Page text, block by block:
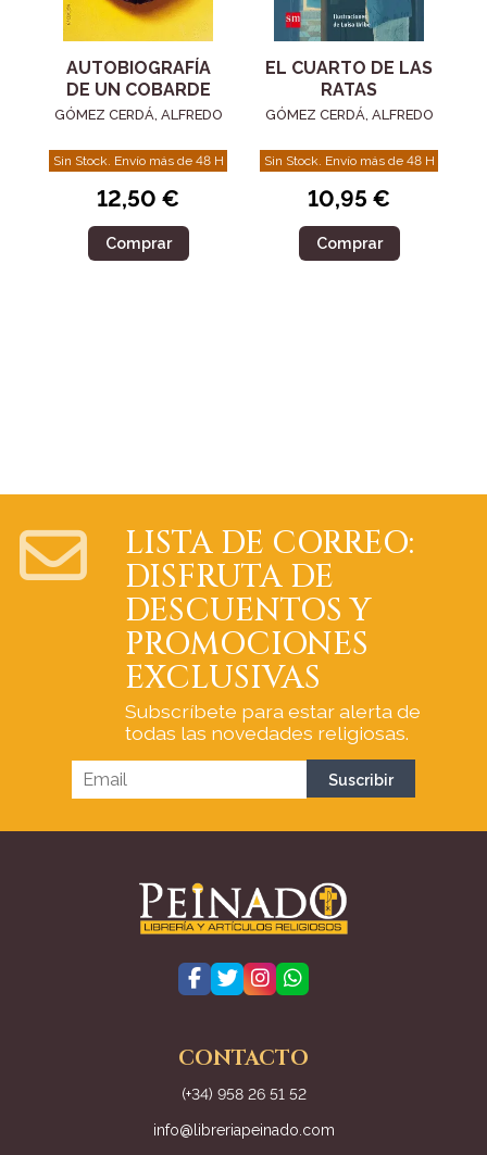
AUTOBIOGRAFÍA
DE UN COBARDE
GÓMEZ CERDÁ, ALFREDO
Sin Stock. Envío más de 48 H
12,50 €
Comprar
EL CUARTO DE LAS
RATAS
GÓMEZ CERDÁ, ALFREDO
Sin Stock. Envío más de 48 H
10,95 €
Comprar
LISTA DE CORREO:
DISFRUTA DE
DESCUENTOS Y
PROMOCIONES
EXCLUSIVAS
Subscríbete para estar alerta de
todas las novedades religiosas.
CONTACTO
(+34) 958 26 51 52
info@libreriapeinado.com